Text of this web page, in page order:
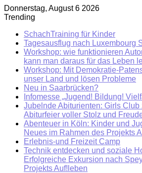
Donnerstag, August 6 2026
Trending
SchachTraining für Kinder
Tagesausflug nach Luxembourg
Workshop: wie funktionieren
kann man daraus für das Leben
Workshop: Mit Demokratie-
unser Land und lösen Probleme
Neu in Saarbrücken?
Infomesse „Jugend! Bildung!
Jubelnde Abiturienten: Girls
Abiturfeier voller Stolz und
Abenteuer in Köln: Kinder und
Neues im Rahmen des Projekts
Erlebnis-und Freizeit Camp
Technik entdecken und soziale
Erfolgreiche Exkursion nach
Projekts Auf!leben